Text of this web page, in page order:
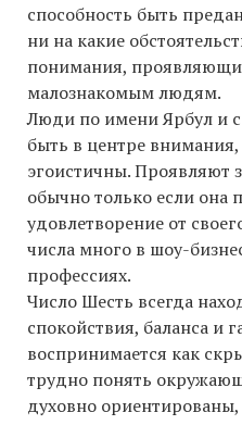
способность быть
ни на какие
понимания,
малознакомым людям.
Люди по имени Ярбул и
быть в центре
эгоистичны. Проявляют
обычно только если она
удовлетворение от
числа много в шоу-
профессиях.
Число Шесть всегда
спокойствия, баланса и
воспринимается как
трудно понять
духовно